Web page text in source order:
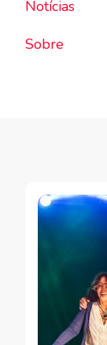
Notícias
Sobre